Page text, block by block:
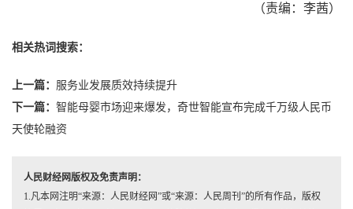
（责编：李茜）
相关热词搜索：
上一篇： 服务业发展质效持续提升
下一篇： 智能母婴市场迎来爆发，奇世智能宣布完成千万级人民币
天使轮融资
人民财经网版权及免责声明：
1.凡本网注明“来源：人民财经网”或“来源：人民周刊”的所有作品，版权